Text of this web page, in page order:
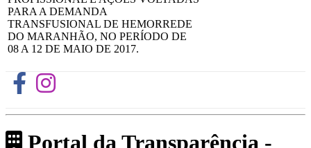
PARA A DEMANDA
TRANSFUSIONAL DE HEMORREDE
DO MARANHÃO, NO PERÍODO DE
08 A 12 DE MAIO DE 2017.
Portal da Transparência -